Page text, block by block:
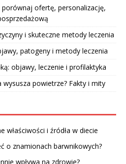
porównaj ofertę, personalizację,
i skuteczne metody leczenia
patogeny i metody leczenia
objawy, leczenie i profilaktyka
wysusza powietrze? Fakty i mity
właściwości i źródła w diecie
o znamionach barwnikowych?
wpływa na zdrowie?